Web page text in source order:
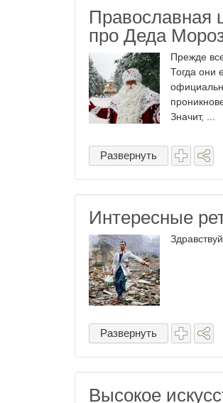
Православная
про Деда
Прежде
Тогда они
Значит, ...
Развернуть
Интересные
Развернуть
Высокое